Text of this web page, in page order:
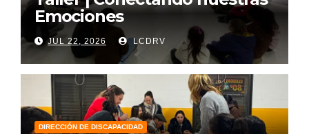
Emociones
JUL 22, 2026 LCDRV
DIRECCIÓN DE DISCAPACIDAD